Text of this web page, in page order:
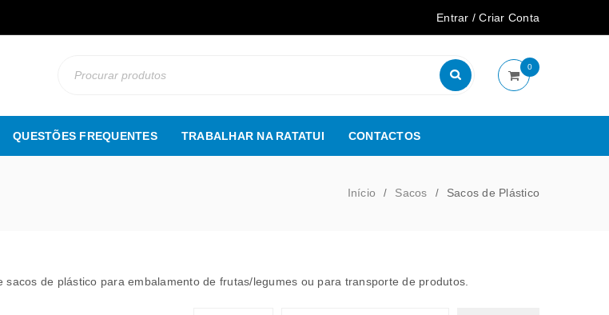
Entrar /Criar Conta
0
QUESTÕES FREQUENTES TRABALHAR NA RATATUI CONTACTOS
Início / Sacos / Sacos de Plástico
sacos de plástico para embalamento de frutas/legumes ou para transporte de produtos.